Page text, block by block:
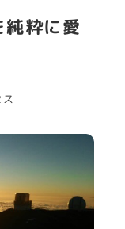
粋に愛